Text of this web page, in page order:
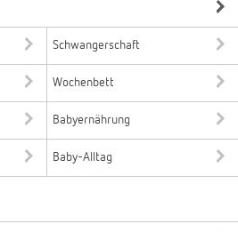
Schwangerschaft
Wochenbett
Babyernährung
Baby-Alltag